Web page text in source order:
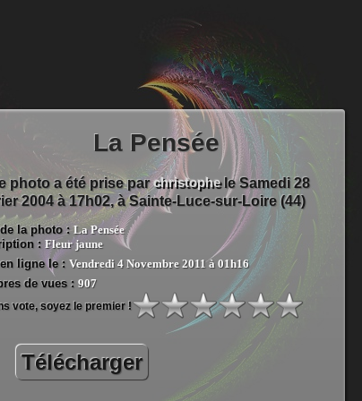
La Pensée
photo a été prise parchristophele Samedi 28
2004 à 17h02, àSainte-Luce-sur-Loire (44)
la photo : La Pensée
: Fleur jaune
ligne le : Vendredi 4 Novembre 2011 à 01h16
de vues : 907
vote, soyez le premier !
Télécharger